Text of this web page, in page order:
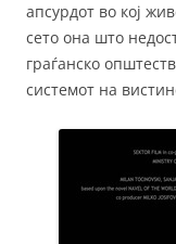
апсурдот во кој
сето она што
граѓанско
системот на